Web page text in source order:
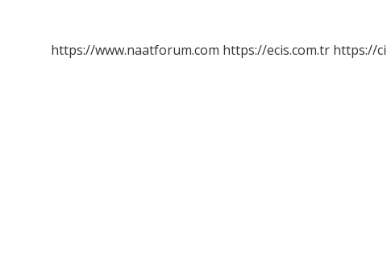
https://www.naatforum.com https://ecis.com.tr https://